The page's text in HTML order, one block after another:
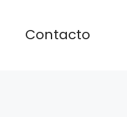
Contacto